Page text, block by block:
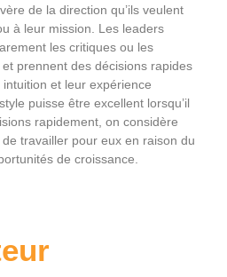
de la direction qu’ils veulent
à leur mission. Les leaders
les critiques ou les
prennent des décisions rapides
et leur expérience
puisse être excellent lorsqu’il
rapidement, on considère
de travailler pour eux en raison du
de croissance.